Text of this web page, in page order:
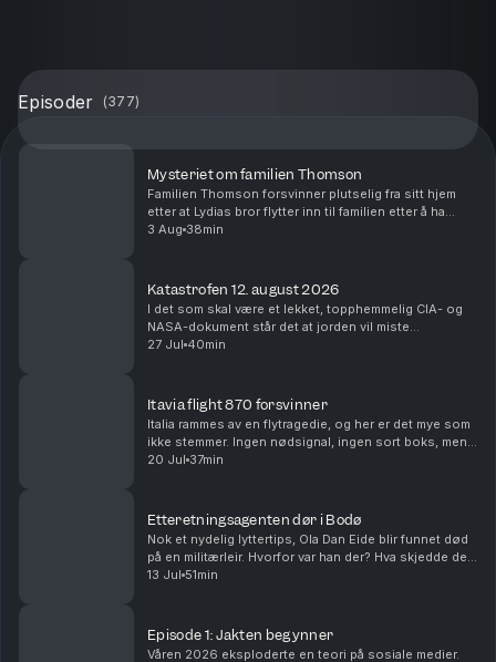
Episoder (377)
Mysteriet om familien Thomson
Familien Thomson forsvinner plutselig fra sitt hjem
etter at Lydias bror flytter inn til familien etter å ha
sonet en fengselsdom for vold og voldtekt.
3 Aug 38min
Katastrofen 12. august 2026
I det som skal være et lekket, topphemmelig CIA- og
NASA-dokument står det at jorden vil miste
tyngdekraften i nøyaktig syv sekunder den 12. august
27 Jul 40min
Itavia flight 870 forsvinner
Italia rammes av en flytragedie, og her er det mye som
ikke stemmer. Ingen nødsignal, ingen sort boks, men
mest av alt en intern motstand i det italienske militæret
20 Jul 37min
Etteretningsagenten dør i Bodø
Nok et nydelig lyttertips, Ola Dan Eide blir funnet død
på en militærleir. Hvorfor var han der? Hva skjedde de
dagene da vitner har snakket om rare lyder, og hvorfor
13 Jul 51min
Episode 1: Jakten begynner
Våren 2026 eksploderte en teori på sosiale medier.